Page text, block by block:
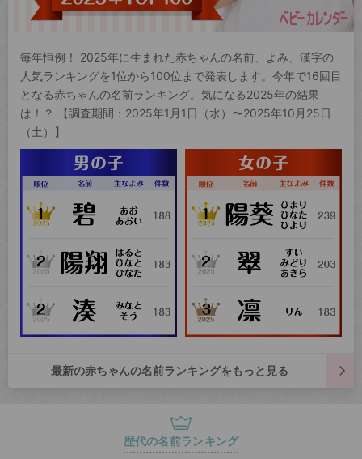
毎年恒例！ 2025年に生まれた赤ちゃんの名前、よみ、漢字の
人気ランキングを1位から100位まで発表します。今年で16回目
となる赤ちゃんの名前ランキング。気になる2025年の結果
は！？ 【調査期間：2025年1月1日（水）〜2025年10月25日
（土）】
最新の赤ちゃんの名前ランキングをもっと見る
歴代の名前ランキング